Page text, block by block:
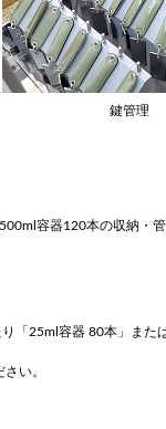
鍵管理
容器120本の収納・
「 25ml容器 80本」また
い。